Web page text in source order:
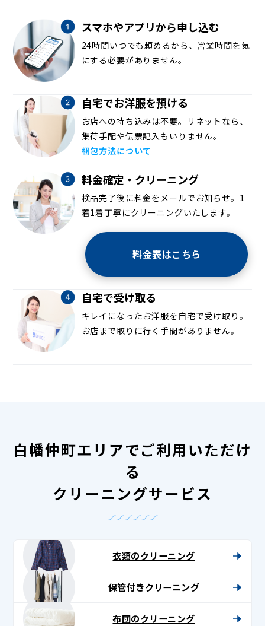
スマホやアプリから申し込む
24時間いつでも頼めるから、営業時間を気
にする必要がありません。
自宅でお洋服を預ける
お店への持ち込みは不要。リネットなら、
集荷手配や伝票記入もいりません。
梱包方法について
料金確定・クリーニング
検品完了後に料金をメールでお知らせ。1
着1着丁寧にクリーニングいたします。
料金表はこちら
自宅で受け取る
キレイになったお洋服を自宅で受け取り。
お店まで取りに行く手間がありません。
白幡仲町エリアでご利用いただけ
る
クリーニングサービス
衣類のクリーニング
保管付きクリーニング
布団のクリーニング